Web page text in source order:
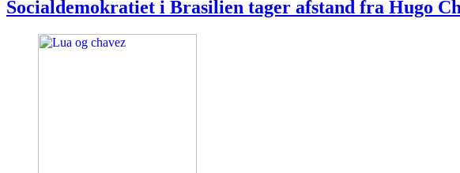
Socialdemokratiet i Brasilien tager afstand fra Hugo